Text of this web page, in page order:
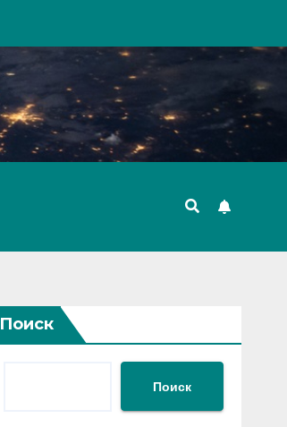
Поиск
Поиск